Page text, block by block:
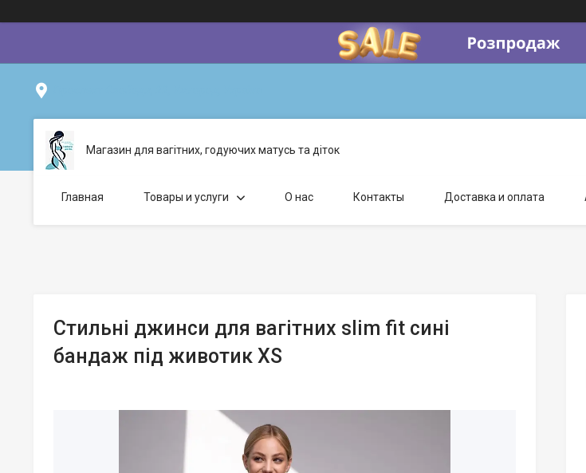
Магазин для вагітних, годуючих матусь та діток
Главная Товары и услуги О нас Контакты Доставка и оплата
Стильні джинси для вагітних slim fit сині
бандаж під животик XS